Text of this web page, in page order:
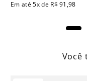
Em até5x de R$ 91 ,98
Você